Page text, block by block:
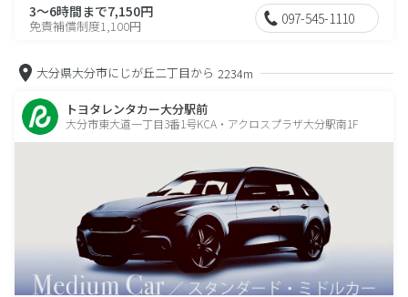
3～6時間まで7,150円
免責補償制度1,100円 097-545-1110
大分県大分市にじが丘二丁目から 2234m
トヨタレンタカー大分駅前
大分市東大道一丁目3番1号KCA・アクロスプラザ大分駅南1F